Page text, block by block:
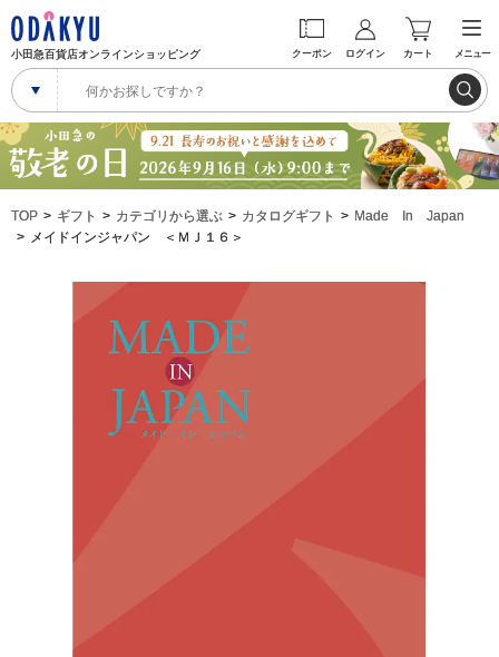
小田急百貨店オンラインショッピング クーポン ログイン カート メニュー
TOP ギフト カテゴリから選ぶ カタログギフト
Made In Japan
メイドインジャパン ＜ＭＪ１６＞